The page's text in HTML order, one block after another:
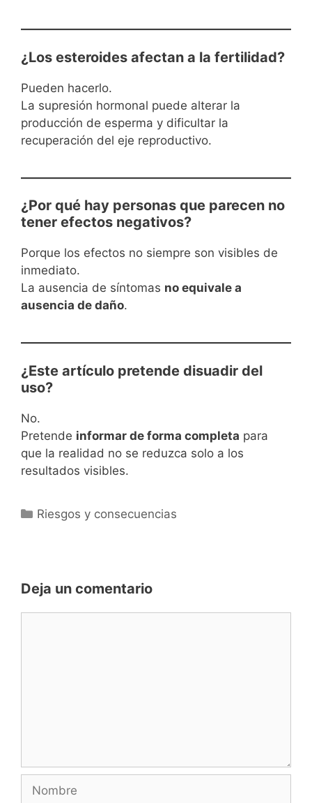
¿Los esteroides afectan a la fertilidad?
Pueden hacerlo.
La supresión hormonal puede alterar la
producción de esperma y dificultar la
recuperación del eje reproductivo.
¿Por qué hay personas que parecen no
tener efectos negativos?
Porque los efectos no siempre son visibles de
inmediato.
La ausencia de síntomas no equivale a
ausencia de daño.
¿Este artículo pretende disuadir del
uso?
No.
Pretende informar de forma completa para
que la realidad no se reduzca solo a los
resultados visibles.
Categorías
Riesgos y consecuencias
Deja un comentario